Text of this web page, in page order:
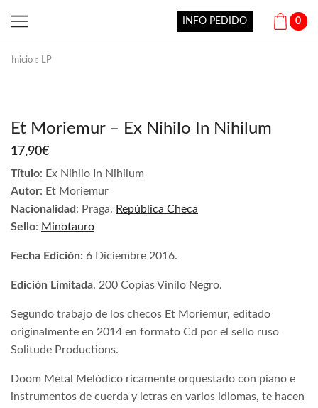
INFO PEDIDO 0
Inicio LP
Et Moriemur – Ex Nihilo In Nihilum
17,90€
Título: Ex Nihilo In Nihilum
Autor: Et Moriemur
Nacionalidad: Praga. República Checa
Sello: Minotauro
Fecha Edición: 6 Diciembre 2016.
Edición Limitada. 200 Copias Vinilo Negro.
Segundo trabajo de los checos Et Moriemur, editado
originalmente en 2014 en formato Cd por el sello ruso
Solitude Productions.
Doom Metal Melódico ricamente orquestado con piano e
instrumentos de cuerda y letras en varios idiomas, te hacen